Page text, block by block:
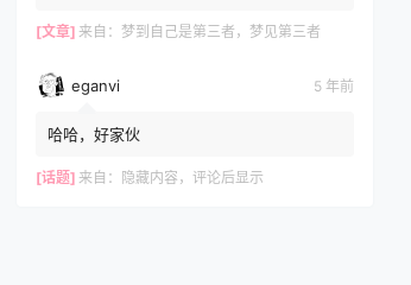
[文章] 来自： 梦到自己是第三者，梦见第三者
eganvi 5 年前
哈哈，好家伙
[话题] 来自： 隐藏内容，评论后显示